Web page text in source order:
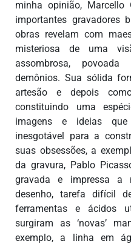
minha opinião,
importantes gravadores
obras revelam com
misteriosa de uma
assombrosa,
demônios. Sua sólida
artesão e depois
constituindo uma
imagens e ideias
inesgotável para a
suas obsessões, a
da gravura, Pablo
gravada e impressa a
desenho, tarefa difícil
ferramentas e ácidos
surgiram as ‘novas’
exemplo, a linha em